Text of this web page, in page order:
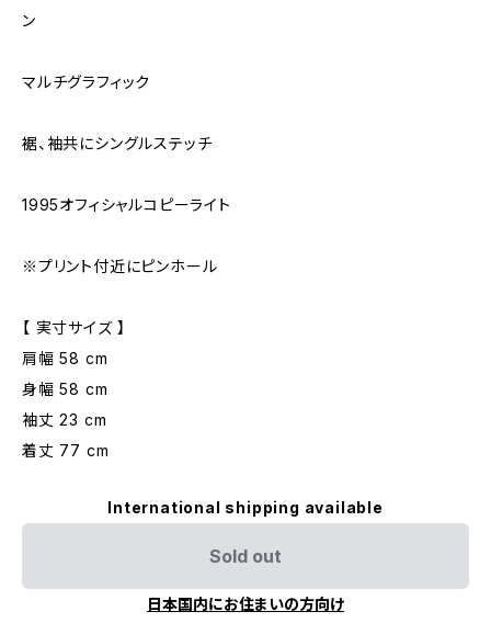
ン
マルチグラフィック
裾、袖共にシングルステッチ
1995オフィシャルコピーライト
※プリント付近にピンホール
【 実寸サイズ 】
肩幅 58 cm
身幅 58 cm
袖丈 23 cm
着丈 77 cm
International shipping available
Sold out
日本国内にお住まいの方向け